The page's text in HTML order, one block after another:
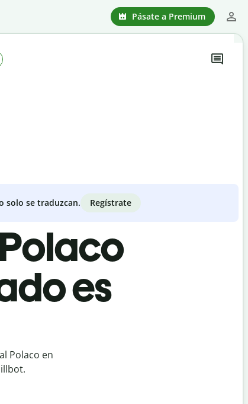
Pásate a Premium
solo se traduzcan. Regístrate
es
Polaco en